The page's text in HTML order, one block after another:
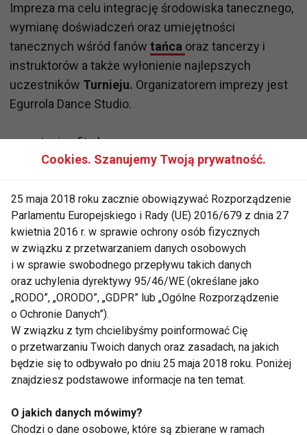
Impreza ma celu integrację środowiska tanecznego,
wymianę doświadczeń oraz umiejętności
tanecznych wśród fanów tańca oraz tancerzy i
instruktorów a także wyłonienie najlepszych
uczestników Turnieju. Organizatorem imprezy jest
Egurrola Dance Studio.
www.taniec.fit.pl
JAZZ HIP HOP NEW STYLE
EGURROLA DANCE STUDIO FIT LIGHT
Jazz
Cookies. Szanujemy Twoją prywatność.
25 maja 2018 roku zacznie obowiązywać Rozporządzenie
Parlamentu Europejskiego i Rady (UE) 2016/679 z dnia 27
kwietnia 2016 r. w sprawie ochrony osób fizycznych
w związku z przetwarzaniem danych osobowych
i w sprawie swobodnego przepływu takich danych
oraz uchylenia dyrektywy 95/46/WE (określane jako
„RODO”, „ORODO”, „GDPR” lub „Ogólne Rozporządzenie
o Ochronie Danych”).
W związku z tym chcielibyśmy poinformować Cię
o przetwarzaniu Twoich danych oraz zasadach, na jakich
będzie się to odbywało po dniu 25 maja 2018 roku. Poniżej
znajdziesz podstawowe informacje na ten temat.
O jakich danych mówimy?
Chodzi o dane osobowe, które są zbierane w ramach